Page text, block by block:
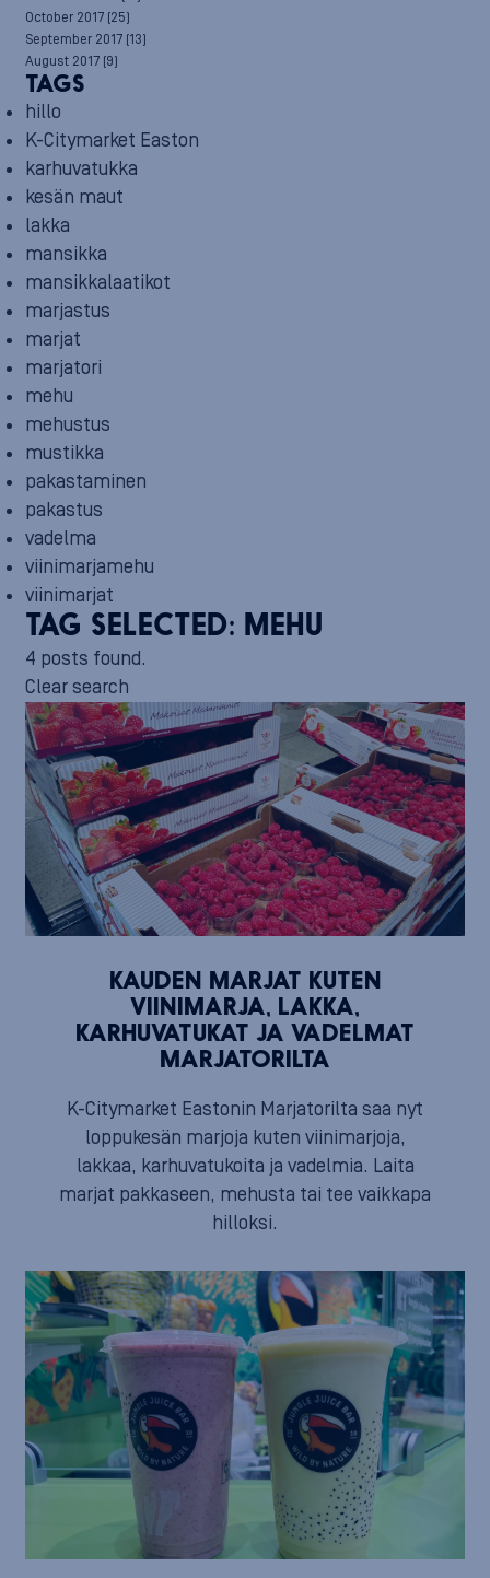
October 2017 (25)
September 2017 (13)
August 2017 (9)
TAGS
hillo
K-Citymarket Easton
karhuvatukka
kesän maut
lakka
mansikka
mansikkalaatikot
marjastus
marjat
marjatori
mehu
mehustus
mustikka
pakastaminen
pakastus
vadelma
viinimarjamehu
viinimarjat
TAG SELECTED: MEHU
4 posts found.
Clear search
KAUDEN MARJAT KUTEN
VIINIMARJA, LAKKA,
KARHUVATUKAT JA VADELMAT
MARJATORILTA
K-Citymarket Eastonin Marjatorilta saa nyt
loppukesän marjoja kuten viinimarjoja,
lakkaa, karhuvatukoita ja vadelmia. Laita
marjat pakkaseen, mehusta tai tee vaikkapa
hilloksi.